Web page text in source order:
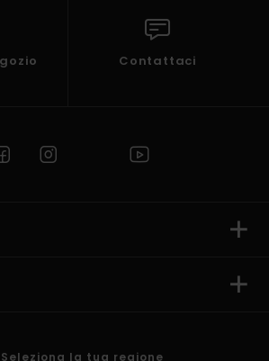
Contattaci
Seleziona la tua regione